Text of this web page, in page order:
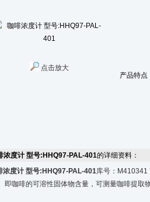
点击放大
产品特点
浓度计 型号:HHQ97-PAL-401的详细资料：
浓度计 型号:HHQ97-PAL-401库号：
即咖啡的可溶性固体物含量，可测量咖啡提取